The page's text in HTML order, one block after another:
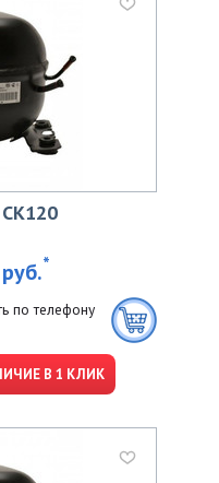
*
по телефону
В 1 КЛИК